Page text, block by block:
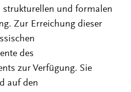
strukturellen und formalen
Zur Erreichung dieser
des
zur Verfügung. Sie
auf den